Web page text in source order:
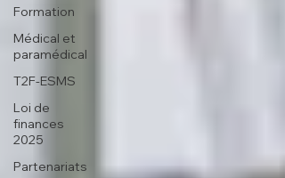
Formation
Médical et
paramédical
T2F-ESMS
Loi de
finances
2025
Partenariats